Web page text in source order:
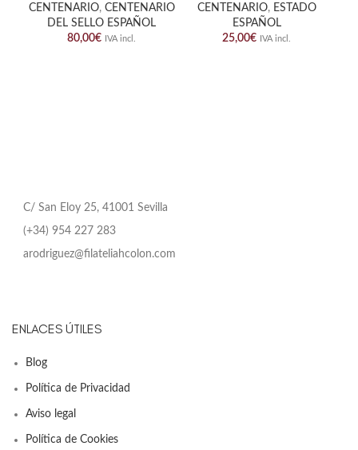
CENTENARIO, CENTENARIO
DEL SELLO ESPAÑOL
80,00€ IVA incl.
CENTENARIO, ESTADO
ESPAÑOL
25,00€ IVA incl.
C/ San Eloy 25, 41001 Sevilla
(+34) 954 227 283
arodriguez@filateliahcolon.com
ENLACES ÚTILES
Blog
Política de Privacidad
Aviso legal
Política de Cookies